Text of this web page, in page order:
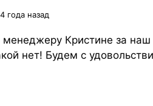
года назад
Кристине за наш
нет! Будем с